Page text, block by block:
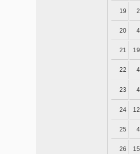
19
20
21
22
23
24
25
26